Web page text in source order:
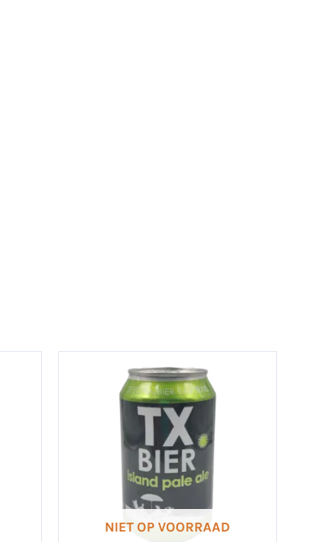
NIET OP VOORRAAD